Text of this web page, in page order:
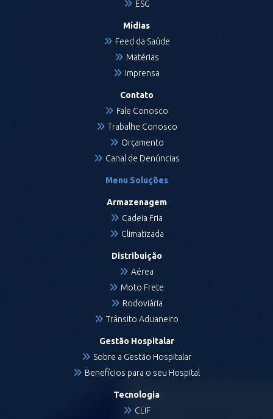
ESG
Mídias
Feed da Saúde
Matérias
Imprensa
Contato
Fale Conosco
Trabalhe Conosco
Orçamento
Canal de Denúncias
Menu Soluções
Armazenagem
Cadeia Fria
Climatizada
Distribuição
Aérea
Moto Frete
Rodoviária
Trânsito Aduaneiro
Gestão Hospitalar
Sobre a Gestão Hospitalar
Benefícios para o seu Hospital
Tecnologia
CLIF